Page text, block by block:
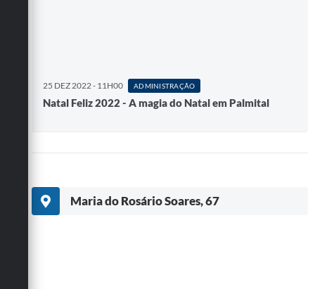
25 DEZ 2022 - 11H00 ADMINISTRAÇÃO
Natal Feliz 2022 - A magia do Natal em Palmital
Maria do Rosário Soares, 67